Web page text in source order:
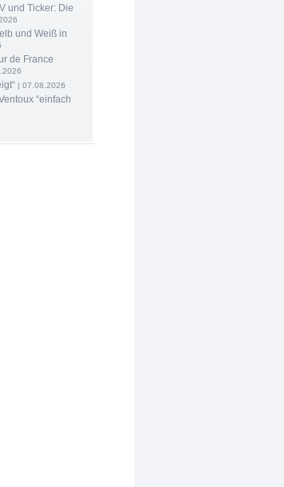
und Ticker: Die
und Weiß in
de France
| 07.08.2026
“einfach